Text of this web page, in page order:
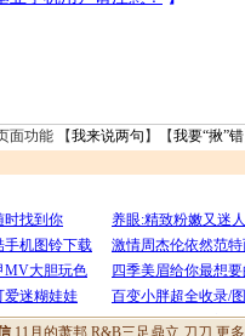
面功能 【我来说两句 】【我要“揪”错